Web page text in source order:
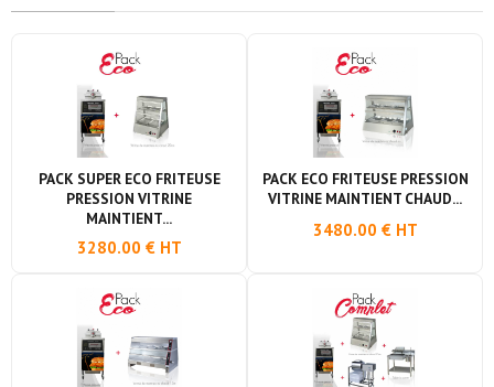
PACK SUPER ECO FRITEUSE
PRESSION VITRINE
MAINTIENT...
3280.00 € HT
PACK ECO FRITEUSE PRESSION
VITRINE MAINTIENT CHAUD...
3480.00 € HT